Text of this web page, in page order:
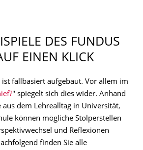
DES FUNDUS
EINEN KLICK
fallbasiert aufgebaut. Vor allem im
" spiegelt sich dies wider. Anhand
aus dem Lehrealltag in Universität,
können mögliche Stolperstellen
und Reflexionen
finden Sie alle